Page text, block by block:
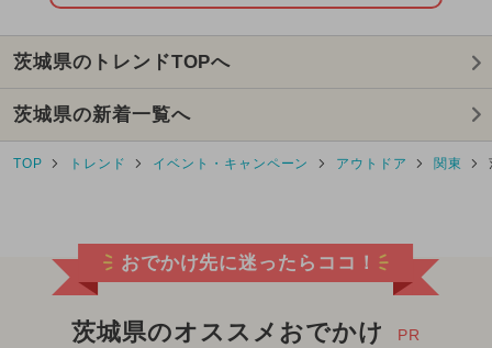
2026年3月のイベント
2025年10月のイベント
2025年2月のイベント
2026年2月のイベント
2024年5月のイベント
茨城県のトレンドTOPへ
茨城県の新着一覧へ
TOP トレンド イベント・キャンペーン アウトドア 関東
おでかけ先に迷ったらココ！
茨城県のオススメおでかけ PR